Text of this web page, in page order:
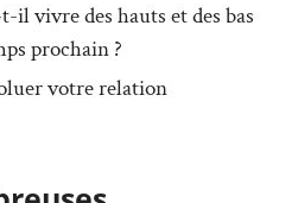
il vivre des hauts et des bas
prochain ?
votre relation